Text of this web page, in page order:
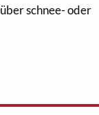
schnee- oder